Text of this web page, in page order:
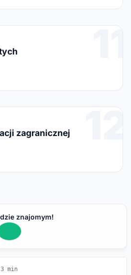
11
12
zagranicznej
znajomym!
min